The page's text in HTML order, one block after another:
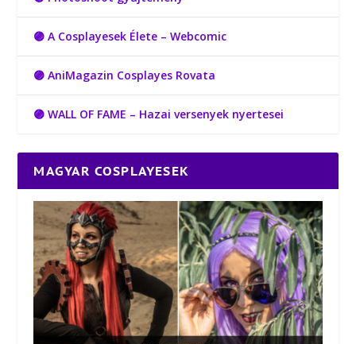
🟣 A Cosplayesek Élete – Webcomic
🟣 AniMagazin Cosplayes Rovata
🟣 WALL OF FAME – Hazai versenyek nyertesei
MAGYAR COSPLAYESEK